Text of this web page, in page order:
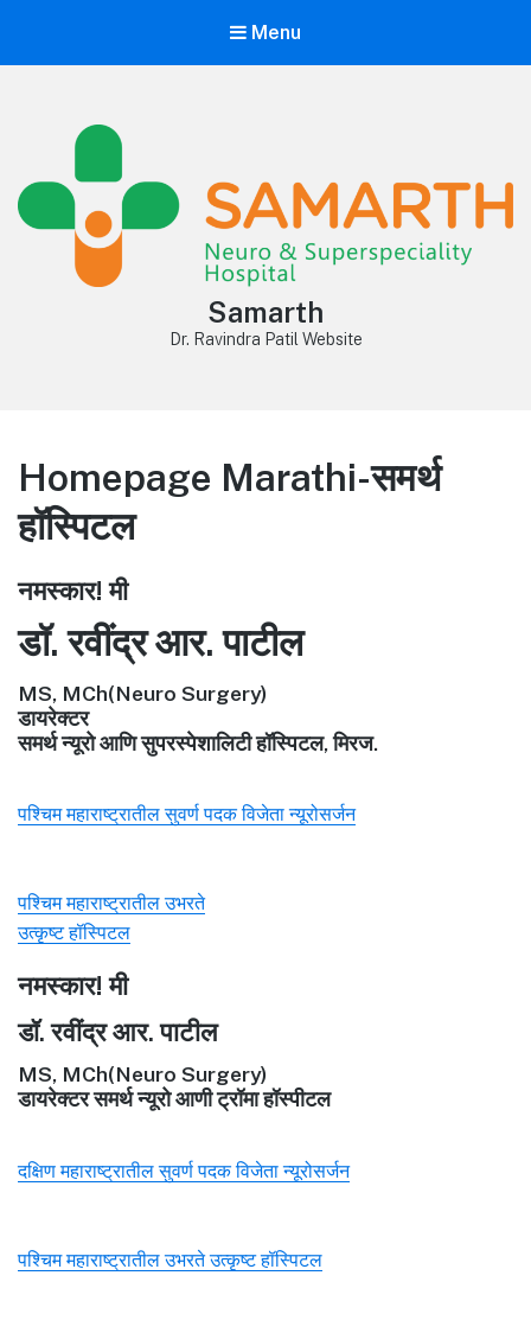
Menu
Samarth
Dr. Ravindra Patil Website
Homepage Marathi-समर्थ
हॉस्पिटल
नमस्कार! मी
डॉ. रवींद्र आर. पाटील
MS, MCh(Neuro Surgery)
डायरेक्टर
समर्थ न्यूरो आणि सुपरस्पेशालिटी हॉस्पिटल, मिरज.
पश्चिम महाराष्ट्रातील सुवर्ण पदक विजेता न्यूरोसर्जन
पश्चिम महाराष्ट्रातील उभरते
उत्कृष्ट हॉस्पिटल
नमस्कार! मी
डॉ. रवींद्र आर. पाटील
MS, MCh(Neuro Surgery)
डायरेक्टर समर्थ न्यूरो आणी ट्रॉमा हॉस्पीटल
दक्षिण महाराष्ट्रातील सुवर्ण पदक विजेता न्यूरोसर्जन
पश्चिम महाराष्ट्रातील उभरते उत्कृष्ट हॉस्पिटल